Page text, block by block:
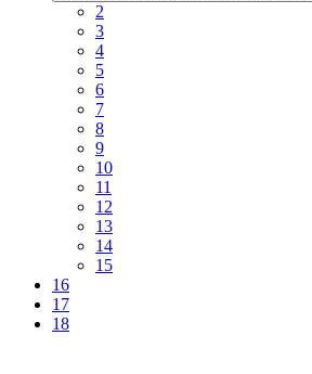
2
3
4
5
6
7
8
9
10
11
12
13
14
15
16
17
18